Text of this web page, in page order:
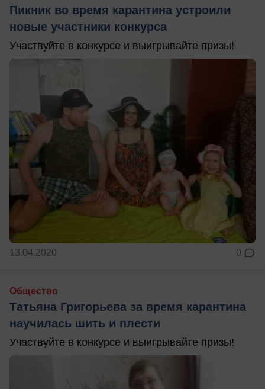
Пикник во время карантина устроили
новые участники конкурса
Участвуйте в конкурсе и выигрывайте призы!
13.04.2020 0
Общество
Татьяна Григорьева за время карантина
научилась шить и плести
Участвуйте в конкурсе и выигрывайте призы!